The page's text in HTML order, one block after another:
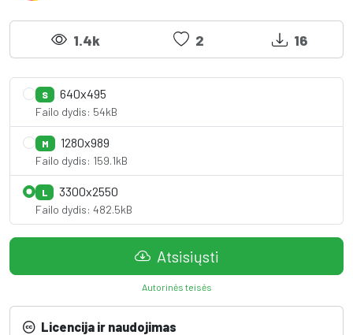
1.4k 2 16
S 640x495
Failo dydis: 54kB
M 1280x989
Failo dydis: 159.1kB
L 3300x2550
Failo dydis: 482.5kB
Atsisiųsti
Autorinės teisės
Licencija ir naudojimas